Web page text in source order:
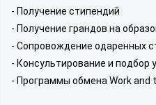
- Получение стипендий
- Получение грандов на
- Сопровождение одаренных
- Консультирование и подбор
- Программы обмена Work and